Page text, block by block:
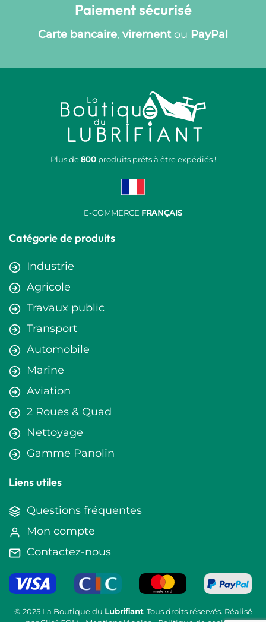
Paiement sécurisé
Carte bancaire, virementou PayPal
Plus de800produits prêts à être expédiés !
E-COMMERCE FRANÇAIS
Catégorie de produits
Industrie
Agricole
Travaux public
Transport
Automobile
Marine
Aviation
2 Roues & Quad
Nettoyage
Gamme Panolin
Liens utiles
Questions fréquentes
Mon compte
Contactez-nous
© 2025 La Boutique du Lubrifiant. Tous droits réservés. Réalisé